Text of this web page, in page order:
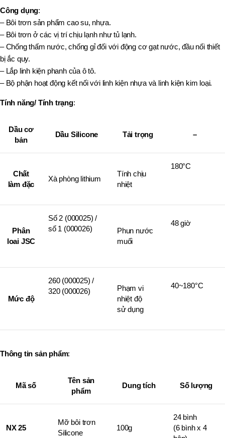
Công dụng:
– Bôi trơn sản phẩm cao su, nhựa.
– Bôi trơn ở các vị trí chịu lạnh như tủ lạnh.
– Chống thấm nước, chống gỉ đối với động cơ gạt nước, đầu nối thiết
bị ắc quy.
– Lắp linh kiện phanh của ô tô.
– Bộ phận hoạt động kết nối với linh kiện nhựa và linh kiện kim loại.
Tính năng/ Tính trạng:
Dầu cơ
bản
Dầu Silicone Tải trọng –
Chất
làm đặc
Xà phòng lithium
Tính chịu
nhiệt
180°C
Phân
loai JSC
Số 2 (000025) /
số 1 (000026)
Phun nước
muối
48 giờ
Mức độ
260 (000025) /
320 (000026)
Phạm vi
nhiệt độ
sử dụng
40~180°C
Thông tin sản phẩm:
Mã số
Tên sản
phẩm
Dung tích Số lượng
NX 25
Mỡ bôi trơn
Silicone
100g
24 bình
(6 bình x 4